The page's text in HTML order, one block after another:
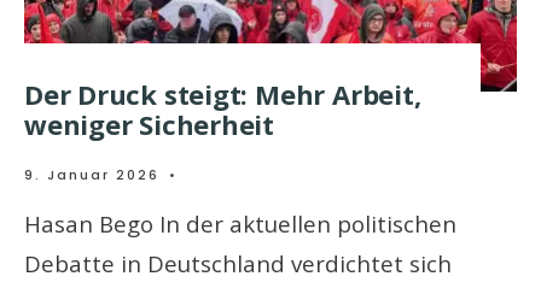
Der Druck steigt: Mehr Arbeit,
weniger Sicherheit
9. Januar 2026 •
Hasan Bego In der aktuellen politischen
Debatte in Deutschland verdichtet sich